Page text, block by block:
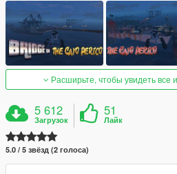
Расширьте, чтобы увидеть все
5 612
Загрузок
51
Лайк
5.0 / 5 звёзд (2 голоса)